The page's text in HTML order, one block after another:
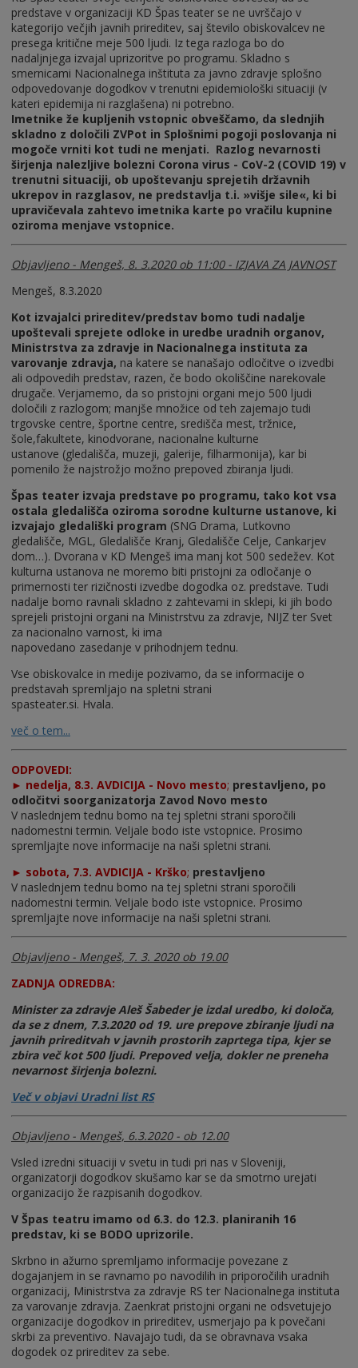
predstave v organizaciji KD Špas teater se ne uvrščajo v
kategorijo večjih javnih prireditev, saj število obiskovalcev ne
presega kritične meje 500 ljudi. Iz tega razloga bo do
nadaljnjega izvajal uprizoritve po programu. Skladno s
smernicami Nacionalnega inštituta za javno zdravje splošno
odpovedovanje dogodkov v trenutni epidemiološki situaciji (v
kateri epidemija ni razglašena) ni potrebno.
Imetnike že kupljenih vstopnic obveščamo, da slednjih
skladno z določili ZVPot in Splošnimi pogoji poslovanja ni
mogoče vrniti kot tudi ne menjati. Razlog nevarnosti
širjenja nalezljive bolezni Corona virus - CoV-2 (COVID 19) v
trenutni situaciji, ob upoštevanju sprejetih državnih
ukrepov in razglasov, ne predstavlja t.i. »višje sile«, ki bi
upravičevala zahtevo imetnika karte po vračilu kupnine
oziroma menjave vstopnice.
Objavljeno - Mengeš, 8. 3.2020 ob 11:00 - IZJAVA ZA JAVNOST
Mengeš, 8.3.2020
Kot izvajalci prireditev/predstav bomo tudi nadalje
upoštevali sprejete odloke in uredbe uradnih organov,
Ministrstva za zdravje in Nacionalnega instituta za
varovanje zdravja, na katere se nanašajo odločitve o izvedbi
ali odpovedih predstav, razen, če bodo okoliščine narekovale
drugače. Verjamemo, da so pristojni organi mejo 500 ljudi
določili z razlogom; manjše množice od teh zajemajo tudi
trgovske centre, športne centre, središča mest, tržnice,
šole,fakultete, kinodvorane, nacionalne kulturne
ustanove (gledališča, muzeji, galerije, filharmonija), kar bi
pomenilo že najstrožjo možno prepoved zbiranja ljudi.
Špas teater izvaja predstave po programu, tako kot vsa
ostala gledališča oziroma sorodne kulturne ustanove, ki
izvajajo gledališki program (SNG Drama, Lutkovno
gledališče, MGL, Gledališče Kranj, Gledališče Celje, Cankarjev
dom…). Dvorana v KD Mengeš ima manj kot 500 sedežev. Kot
kulturna ustanova ne moremo biti pristojni za odločanje o
primernosti ter rizičnosti izvedbe dogodka oz. predstave. Tudi
nadalje bomo ravnali skladno z zahtevami in sklepi, ki jih bodo
sprejeli pristojni organi na Ministrstvu za zdravje, NIJZ ter Svet
za nacionalno varnost, ki ima
napovedano zasedanje v prihodnjem tednu.
Vse obiskovalce in medije pozivamo, da se informacije o
predstavah spremljajo na spletni strani
spasteater.si. Hvala.
več o tem...
ODPOVEDI:
► nedelja, 8.3. AVDICIJA - Novo mesto; prestavljeno, po
odločitvi soorganizatorja Zavod Novo mesto
V naslednjem tednu bomo na tej spletni strani sporočili
nadomestni termin. Veljale bodo iste vstopnice. Prosimo
spremljajte nove informacije na naši spletni strani.
► sobota, 7.3. AVDICIJA - Krško; prestavljeno
V naslednjem tednu bomo na tej spletni strani sporočili
nadomestni termin. Veljale bodo iste vstopnice. Prosimo
spremljajte nove informacije na naši spletni strani.
Objavljeno - Mengeš, 7. 3. 2020 ob 19.00
ZADNJA ODREDBA:
Minister za zdravje Aleš Šabeder je izdal uredbo, ki določa,
da se z dnem, 7.3.2020 od 19. ure prepove zbiranje ljudi na
javnih prireditvah v javnih prostorih zaprtega tipa, kjer se
zbira več kot 500 ljudi. Prepoved velja, dokler ne preneha
nevarnost širjenja bolezni.
Več v objavi Uradni list RS
Objavljeno - Mengeš, 6.3.2020 - ob 12.00
Vsled izredni situaciji v svetu in tudi pri nas v Sloveniji,
organizatorji dogodkov skušamo kar se da smotrno urejati
organizacijo že razpisanih dogodkov.
V Špas teatru imamo od 6.3. do 12.3. planiranih 16
predstav, ki se BODO uprizorile.
Skrbno in ažurno spremljamo informacije povezane z
dogajanjem in se ravnamo po navodilih in priporočilih uradnih
organizacij, Ministrstva za zdravje RS ter Nacionalnega instituta
za varovanje zdravja. Zaenkrat pristojni organi ne odsvetujejo
organizacije dogodkov in prireditev, usmerjajo pa k povečani
skrbi za preventivo. Navajajo tudi, da se obravnava vsaka
dogodek oz prireditev za sebe.